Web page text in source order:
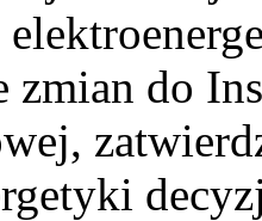
zmian do